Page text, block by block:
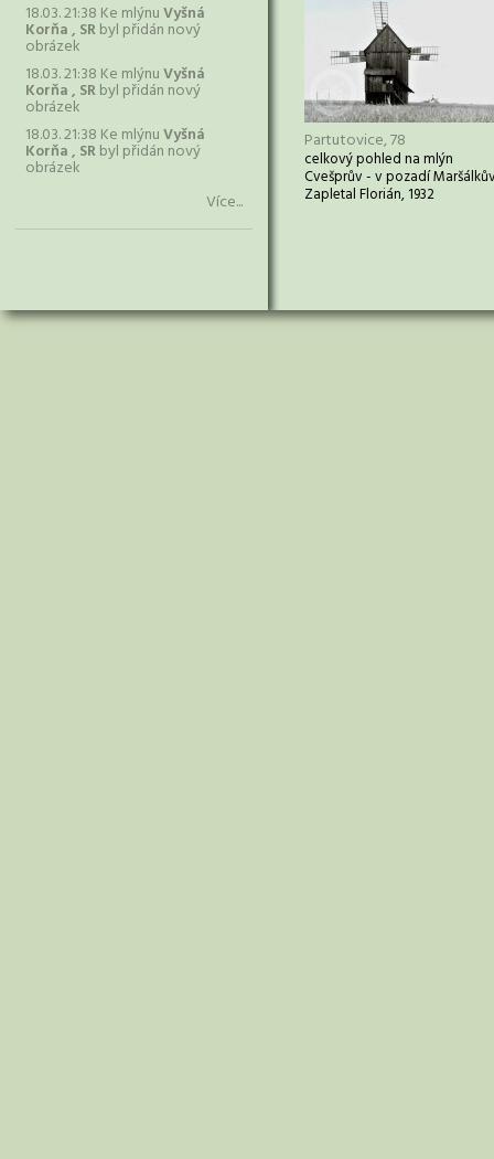
18.03. 21:38 Ke mlýnuVyšná
Korňa , SRbyl přidán nový
obrázek
18.03. 21:38 Ke mlýnuVyšná
Korňa , SRbyl přidán nový
obrázek
18.03. 21:38 Ke mlýnuVyšná
Korňa , SRbyl přidán nový
obrázek
Více...
Partutovice, 78
celkový pohled na mlýn
Cvešprův - v pozadí
Zapletal Florián, 1932